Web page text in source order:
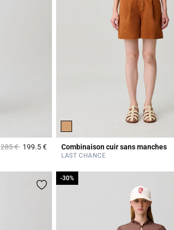
Prix réduit à partir de
285 €à199.5 €5 out of 5 Customer Rating
Combinaison cuir sans manches
LAST CHANCE
-30%
-30%